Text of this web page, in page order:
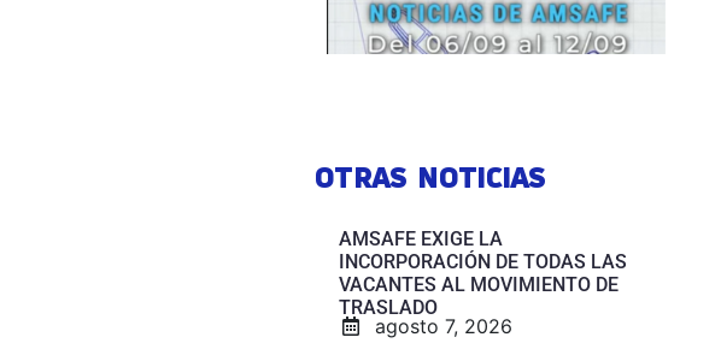
OTRAS NOTICIAS
AMSAFE EXIGE LA
INCORPORACIÓN DE TODAS LAS
VACANTES AL MOVIMIENTO DE
TRASLADO
agosto 7, 2026